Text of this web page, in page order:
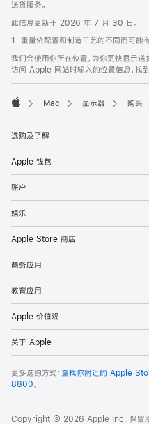
送货服务。
此信息更新于 2026 年 7 月 30 日。
1. 重量依配置和制造工艺的不同而可能有
我们会使用你所在位置，为你更快显示
访问 Apple 网站时输入的位置信息，找到
Mac 显示器 购买
选购及了解
Apple 钱包
账户
娱乐
Apple Store 商店
商务应用
教育应用
Apple 价值观
关于 Apple
更多选购方式：查找你附近的 Apple
8800。
Copyright © 2026 Apple Inc. 保留所